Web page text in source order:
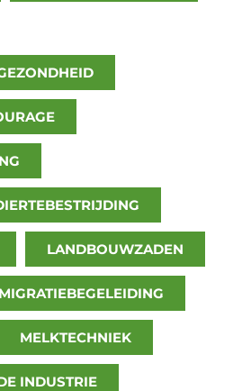
LANDBOUWZADEN
MELKTECHNIEK
INDUSTRIE